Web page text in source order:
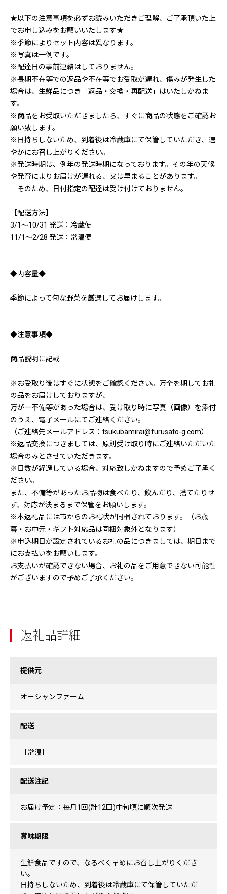
★以下の注意事項を必ずお読みいただきご理解、ご了承頂いた上
でお申し込みをお願いいたします★
※季節によりセット内容は異なります。
※写真は一例です。
※配達日の事前連絡はしておりません。
※長期不在等での返品や不在等でお受取が遅れ、傷みが発生した
場合は、生鮮品につき「返品・交換・再配送」はいたしかねま
す。
※商品をお受取いただきましたら、すぐに商品の状態をご確認お
願い致します。
※日持ちしないため、到着後は冷蔵庫にて保管していただき、速
やかにお召し上がりください。
※発送時期は、例年の発送時期になっております。その年の天候
や発育によりお届けが遅れる、又は早まることがあります。
そのため、日付指定の配達は受け付けておりません。
【配送方法】
3/1～10/31 発送：冷蔵便
11/1～2/28 発送：常温便
◆内容量◆
季節によって旬な野菜を厳選してお届けします。
◆注意事項◆
商品説明に記載
※お受取り後はすぐに状態をご確認ください。万全を期してお礼
の品をお届けしておりますが、
万が一不備等があった場合は、受け取り時に写真（画像）を添付
のうえ、電子メールにてご連絡ください。
（ご連絡先メールアドレス：tsukubamirai@furusato-g.com）
※返品交換につきましては、原則受け取り時にご連絡いただいた
場合のみとさせていただきます。
※日数が経過している場合、対応致しかねますので予めご了承く
ださい。
また、不備等があったお品物は食べたり、飲んだり、捨てたりせ
ず、対応が決まるまで保管をお願いします。
※本返礼品には市からのお礼状が同梱されております。（お歳
暮・お中元・ギフト対応品は同梱対象外となります）
※申込期日が設定されているお礼の品につきましては、期日まで
にお支払いをお願いします。
お支払いが確認できない場合、お礼の品をご用意できない可能性
がございますので予めご了承ください。
返礼品詳細
提供元
オーシャンファーム
配送
［常温］
配送注記
お届け予定：毎月1回(計12回)中旬頃に順次発送
賞味期限
生鮮食品ですので、なるべく早めにお召し上がりくださ
い。
日持ちしないため、到着後は冷蔵庫にて保管していただ